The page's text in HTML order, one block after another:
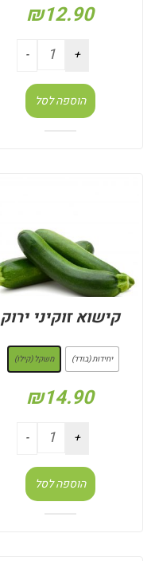
₪12.90
הוספה לסל
קישוא זוקיני ירוק
יחידות (בודד) משקל (קילו)
₪14.90
הוספה לסל